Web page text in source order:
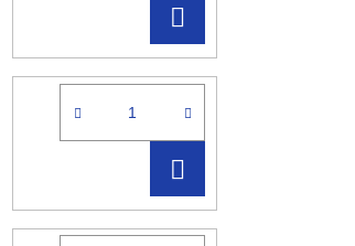
KOŠÍKU
KOŠÍKU